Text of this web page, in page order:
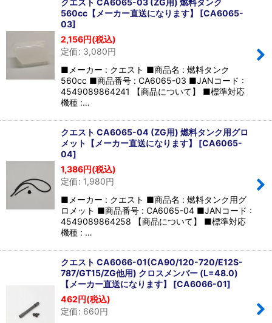
560cc【メーカー直送になります】 [CA6065-
03]
2,156円(税込)
定価: 3,080円
■メーカー : クエスト ■商品名 : 燃料タンク
560cc ■商品番号 : CA6065-03 ■JANコード :
4549089864241 【商品について】 ■標準対応
機種 :…
クエスト CA6065-04 (ZG用) 燃料タンク用グロ
メット【メーカー直送になります】 [CA6065-
04]
1,386円(税込)
定価: 1,980円
■メーカー : クエスト ■商品名 : 燃料タンク用グ
ロメット ■商品番号 : CA6065-04 ■JANコード :
4549089864258 【商品について】 ■標準対応
機種 : …
クエスト CA6066-01(CA90/120-720/E12S-
787/GT15/ZG他用) クロスメンバー (L=48.0)
【メーカー直送になります】
[CA6066-01]
462円(税込)
定価: 660円